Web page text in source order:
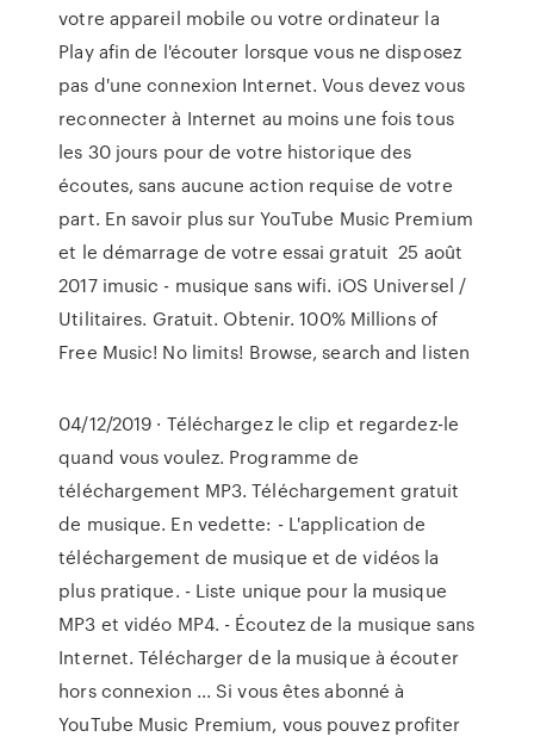
votre appareil mobile ou votre ordinateur la
Play afin de l'écouter lorsque vous ne disposez
pas d'une connexion Internet. Vous devez vous
reconnecter à Internet au moins une fois tous
les 30 jours pour de votre historique des
écoutes, sans aucune action requise de votre
part. En savoir plus sur YouTube Music Premium
et le démarrage de votre essai gratuit 25 août
2017 imusic - musique sans wifi. iOS Universel /
Utilitaires. Gratuit. Obtenir. 100% Millions of
Free Music! No limits! Browse, search and listen
04/12/2019 · Téléchargez le clip et regardez-le
quand vous voulez. Programme de
téléchargement MP3. Téléchargement gratuit
de musique. En vedette: - L'application de
téléchargement de musique et de vidéos la
plus pratique. - Liste unique pour la musique
MP3 et vidéo MP4. - Écoutez de la musique sans
Internet. Télécharger de la musique à écouter
hors connexion ... Si vous êtes abonné à
YouTube Music Premium, vous pouvez profiter